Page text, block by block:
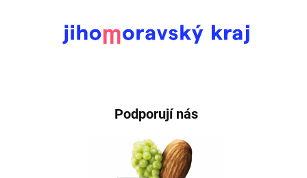
Podporují nás